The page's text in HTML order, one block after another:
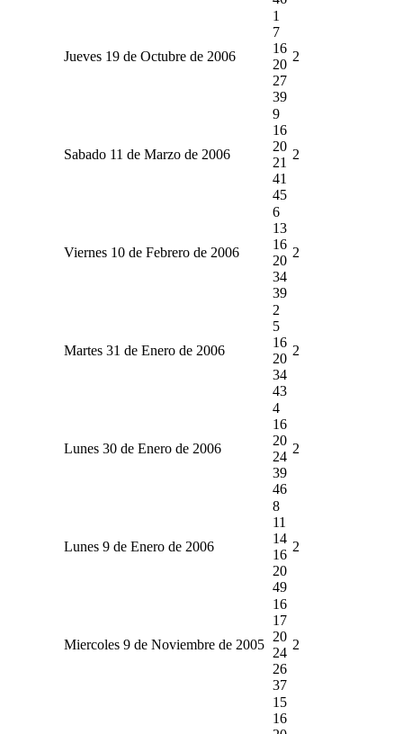
Jueves 19 de Octubre de 2006
1
7
16
20
27
39
2
Sabado 11 de Marzo de 2006
9
16
20
21
41
45
2
Viernes 10 de Febrero de 2006
6
13
16
20
34
39
2
Martes 31 de Enero de 2006
2
5
16
20
34
43
2
Lunes 30 de Enero de 2006
4
16
20
24
39
46
2
Lunes 9 de Enero de 2006
8
11
14
16
20
49
2
Miercoles 9 de Noviembre de 2005
16
17
20
24
26
37
2
15
16